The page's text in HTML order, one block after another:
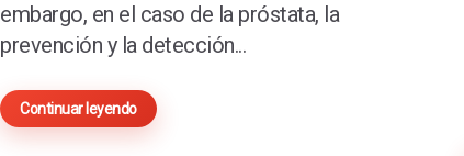
embargo, en el caso de la próstata, la
prevención y la detección...
Continuar leyendo